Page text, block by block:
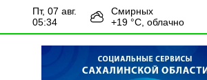
пт, 07 авг.
05:34
Смирных
+19 °С, облачно